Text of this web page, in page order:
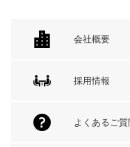
会社概要
採用情報
よくあるご質